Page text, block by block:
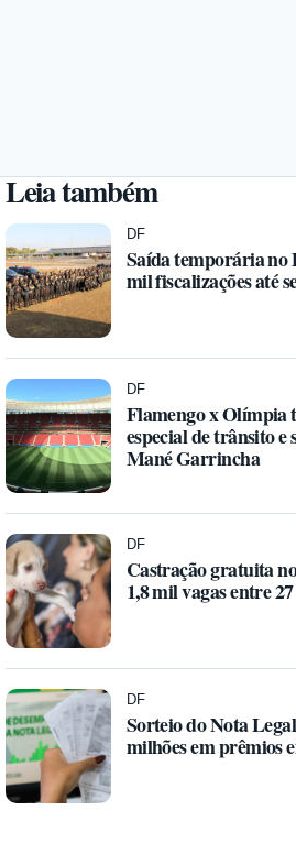
Leia também
DF
Saída temporária no
mil fiscalizações até
DF
Flamengo x Olímpia
especial de trânsito e
Mané Garrincha
DF
Castração gratuita
1,8 mil vagas entre
DF
Sorteio do Nota
milhões em prêmios